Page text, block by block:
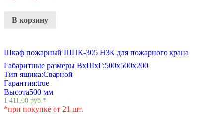
В корзину
Шкаф пожарный ШПК-305 НЗК для пожарного крана
Габаритные размеры ВхШхГ:500х500х200
Тип ящика:Сварной
Гарантия:true
Высота500 мм
1 411,00 руб.*
*при покупке от 21 шт.